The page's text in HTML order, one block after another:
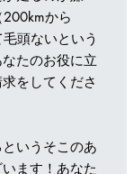
から
頭ないという
たのお役に立
をしてくださ
いうそこのあ
ます！あなた